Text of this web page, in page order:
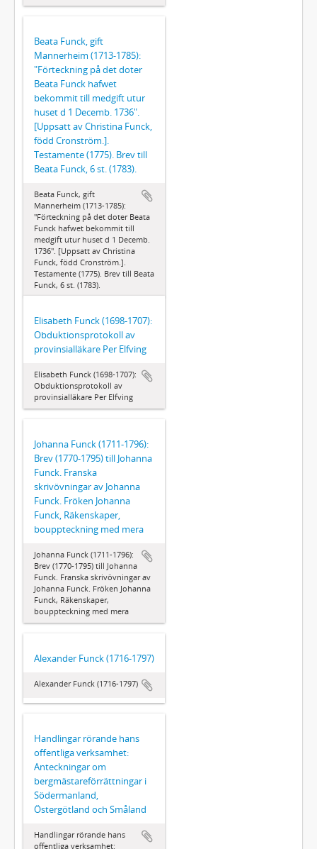
Beata Funck, gift
Mannerheim (1713-1785):
"Förteckning på det doter
Beata Funck hafwet
bekommit till medgift utur
huset d 1 Decemb. 1736".
[Uppsatt av Christina Funck,
född Cronström.].
Testamente (1775). Brev till
Beata Funck, 6 st. (1783).
Beata Funck, gift
Mannerheim (1713-1785):
"Förteckning på det doter Beata
Funck hafwet bekommit till
medgift utur huset d 1 Decemb.
1736". [Uppsatt av Christina
Funck, född Cronström.].
Testamente (1775). Brev till Beata
Funck, 6 st. (1783).
Elisabeth Funck (1698-1707):
Obduktionsprotokoll av
provinsialläkare Per Elfving
Elisabeth Funck (1698-1707):
Obduktionsprotokoll av
provinsialläkare Per Elfving
Johanna Funck (1711-1796):
Brev (1770-1795) till Johanna
Funck. Franska
skrivövningar av Johanna
Funck. Fröken Johanna
Funck, Räkenskaper,
bouppteckning med mera
Johanna Funck (1711-1796):
Brev (1770-1795) till Johanna
Funck. Franska skrivövningar av
Johanna Funck. Fröken Johanna
Funck, Räkenskaper,
bouppteckning med mera
Alexander Funck (1716-1797)
Alexander Funck (1716-1797)
Handlingar rörande hans
offentliga verksamhet:
Anteckningar om
bergmästareförrättningar i
Södermanland,
Östergötland och Småland
Handlingar rörande hans
offentliga verksamhet: